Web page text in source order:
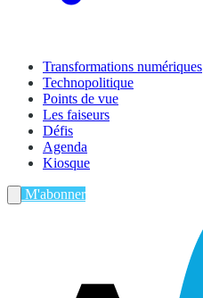
Transformations numériques
Technopolitique
Points de vue
Les faiseurs
Défis
Agenda
Kiosque
M'abonner